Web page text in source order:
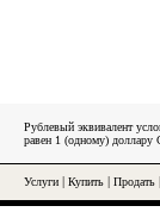
Рублевый эквивалент
равен 1 (одному)
Услуги Купить Продать